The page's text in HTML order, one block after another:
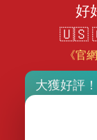
好
🇺🇸
《官
大獲好評！